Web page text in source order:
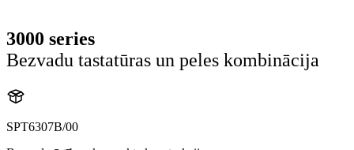
3000 series
Bezvadu tastatūras un peles kombinācija
SPT6307B/00